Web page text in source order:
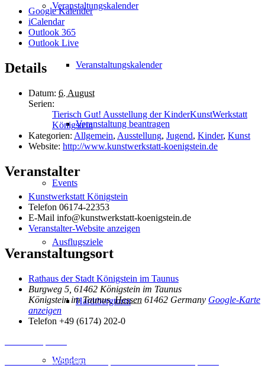
Veranstaltungskalender
Veranstaltungskalender
Veranstaltung beantragen
Events
Ausflugsziele
Hardtbergturm
Wandern
Google Kalender
iCalendar
Outlook 365
Outlook Live
Details
Datum: 6. August
Serien:
Tierisch Gut! Ausstellung der KinderKunstWerkstatt
Königstein
Kategorien: Allgemein, Ausstellung, Jugend, Kinder, Kunst
Website: http://www.kunstwerkstatt-koenigstein.de
Veranstalter
Kunstwerkstatt Königstein
Telefon 06174-22353
E-Mail info@kunstwerkstatt-koenigstein.de
Veranstalter-Website anzeigen
Veranstaltungsort
Rathaus der Stadt Königstein im Taunus
Burgweg 5, 61462 Königstein im Taunus
Königstein im Taunus, Hessen 61462 Germany Google-Karte
anzeigen
Telefon +49 (6174) 202-0
Erforderlichen Service akzeptieren und Inhalte entsperren